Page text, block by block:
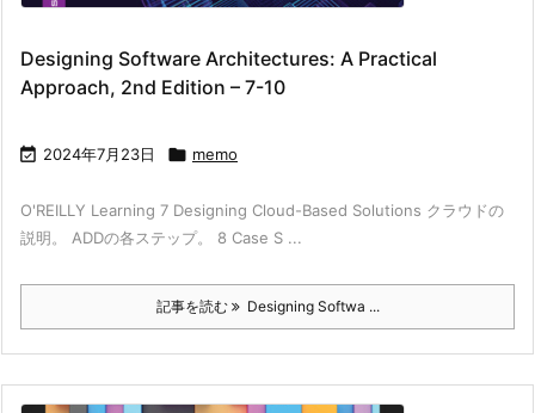
Designing Software Architectures: A Practical
Approach, 2nd Edition – 7-10
 2024年7月23日  memo
O'REILLY Learning 7 Designing Cloud-Based Solutions クラウドの
説明。 ADDの各ステップ。 8 Case S ...
記事を読む Designing Softwa ...